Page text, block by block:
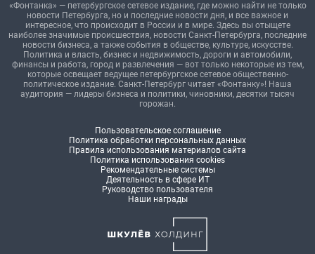
«Фонтанка» — петербургское сетевое издание, где можно найти не только
новости Петербурга, но и последние новости дня, и все важное и
интересное, что происходит в России и в мире. Здесь вы отыщете
наиболее значимые происшествия, новости Санкт-Петербурга, последние
новости бизнеса, а также события в обществе, культуре, искусстве.
Политика и власть, бизнес и недвижимость, дороги и автомобили,
финансы и работа, город и развлечения — вот только некоторые из тем,
которые освещает ведущее петербургское сетевое общественно-
политическое издание. Санкт-Петербург читает «Фонтанку»! Наша
аудитория — лидеры бизнеса и политики, чиновники, десятки тысяч
горожан.
Пользовательское соглашение
Политика обработки персональных данных
Правила использования материалов сайта
Политика использования cookies
Рекомендательные системы
Деятельность в сфере ИТ
Руководство пользователя
Наши награды